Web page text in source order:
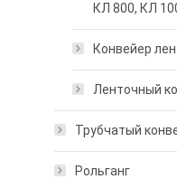
КЛ 800, КЛ
Конвейер
Ленточный
Трубчатый
Рольганг